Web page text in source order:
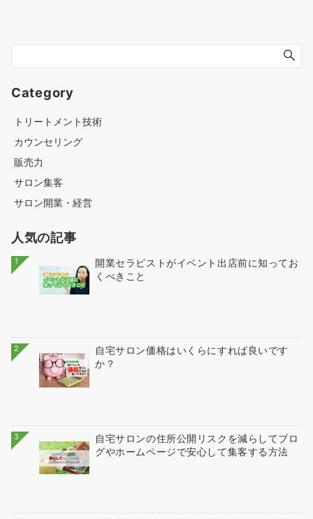
Category
トリートメント技術
カウンセリング
販売力
サロン集客
サロン開業・経営
人気の記事
1
開業セラピストがイベント出店前に知ってお
くべきこと
2
自宅サロン価格はいくらにすれば良いです
か？
3
自宅サロンの住所公開リスクを減らしてブロ
グやホームページで安心して集客する方法